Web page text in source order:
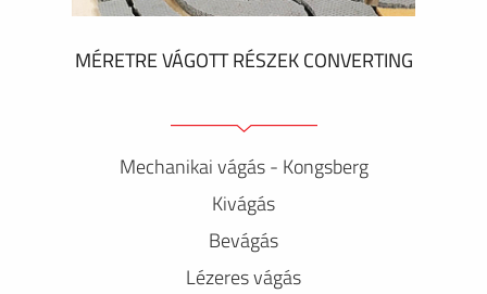
MÉRETRE VÁGOTT RÉSZEK CONVERTING
Mechanikai vágás - Kongsberg
Kivágás
Bevágás
Lézeres vágás